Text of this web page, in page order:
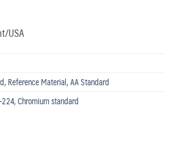
USA
, Reference Material,AA Standard
224,Chromium standard